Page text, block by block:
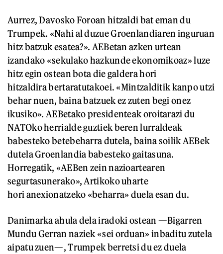
Aurrez, Davosko Foroan hitzaldi bat eman du
Trumpek. «Nahi al duzue Groenlandiaren inguruan
hitz batzuk esatea?». AEBetan azken urtean
izandako «sekulako hazkunde ekonomikoaz» luze
hitz egin ostean bota die galdera hori
hitzaldira bertaratutakoei. «Mintzalditik kanpo utzi
behar nuen, baina batzuek ez zuten begi onez
ikusiko». AEBetako presidenteak oroitarazi du
NATOko herrialde guztiek beren lurraldeak
babesteko betebeharra dutela, baina soilik AEBek
dutela Groenlandia babesteko gaitasuna.
Horregatik, «AEBen zein nazioartearen
segurtasunerako», Artikoko uharte
hori anexionatzeko «beharra» duela esan du.
Danimarka ahula dela iradoki ostean —Bigarren
Mundu Gerran naziek «sei orduan» inbaditu zutela
aipatu zuen—, Trumpek berretsi du ez duela